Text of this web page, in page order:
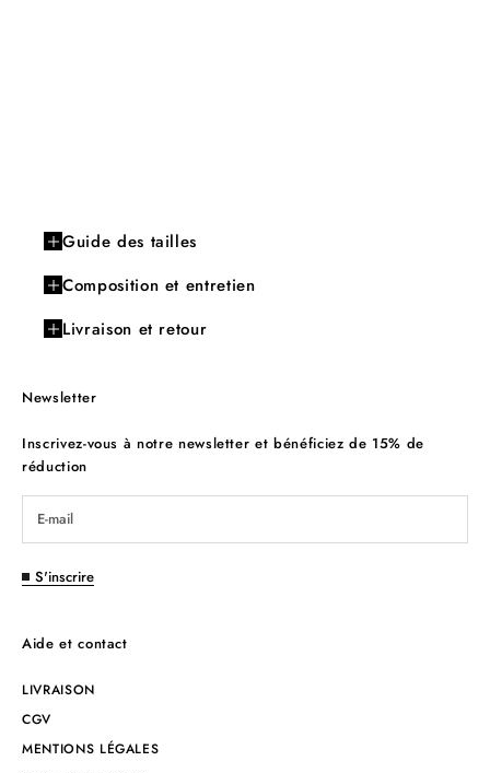
Guide des tailles
Composition et entretien
Livraison et retour
Newsletter
Inscrivez-vous à notre newsletter et bénéficiez de 15% de
réduction
S'inscrire
Aide et contact
LIVRAISON
CGV
MENTIONS LÉGALES